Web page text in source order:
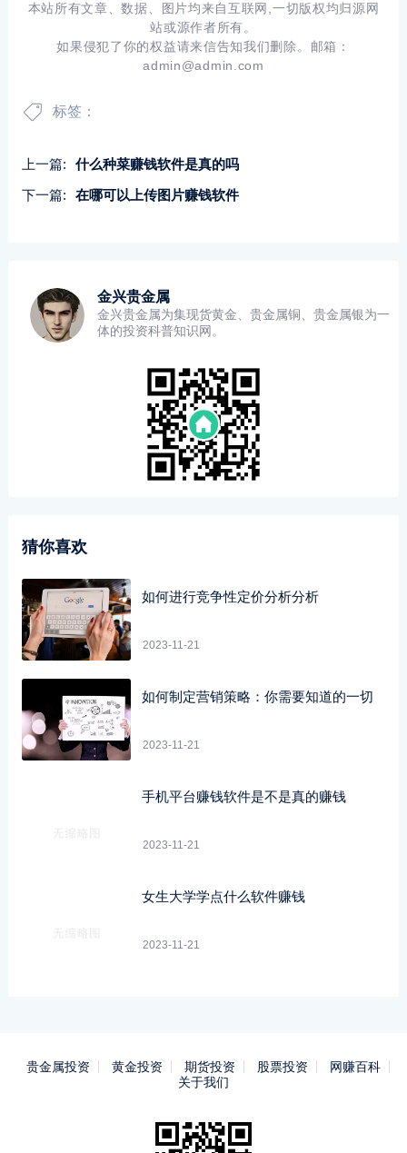
本站所有文章、数据、图片均来自互联网,一切版权均归源网
站或源作者所有。
如果侵犯了你的权益请来信告知我们删除。邮箱：
admin@admin.com
标签：
上一篇:
什么种菜赚钱软件是真的吗
下一篇:
在哪可以上传图片赚钱软件
金兴贵金属
金兴贵金属为集现货黄金、贵金属铜、贵金属银为一
体的投资科普知识网。
猜你喜欢
如何进行竞争性定价分析分析
2023-11-21
如何制定营销策略：你需要知道的一切
2023-11-21
手机平台赚钱软件是不是真的赚钱
2023-11-21
女生大学学点什么软件赚钱
2023-11-21
贵金属投资 黄金投资 期货投资 股票投资
网赚百科
关于我们